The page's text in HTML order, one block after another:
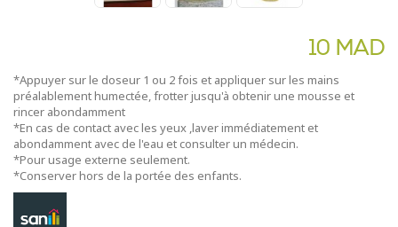
10 MAD
*Appuyer sur le doseur 1 ou 2 fois et appliquer sur les mains
préalablement humectée, frotter jusqu'à obtenir une mousse et
rincer abondamment
*En cas de contact avec les yeux ,laver immédiatement et
abondamment avec de l'eau et consulter un médecin.
*Pour usage externe seulement.
*Conserver hors de la portée des enfants.